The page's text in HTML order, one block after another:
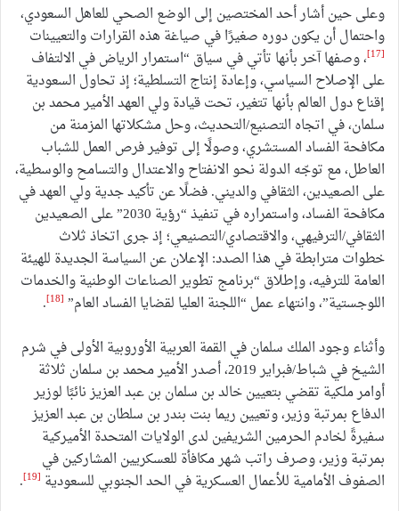
وعلى حين أشار أحد المختصين إلى الوضع الصحي للعاهل السعودي،
واحتمال أن يكون دوره صغيرًا في صياغة هذه القرارات والتعيينات
[17]
، وصفها آخر بأنها تأتي في سياق “استمرار الرياض في الالتفاف
على الإصلاح السياسي، وإعادة إنتاج التسلطية؛ إذ تحاول السعودية
إقناع دول العالم بأنها تتغير، تحت قيادة ولي العهد الأمير محمد بن
سلمان، في اتجاه التصنيع/التحديث، وحل مشكلاتها المزمنة من
مكافحة الفساد المستشري، وصولًا إلى توفير فرص العمل للشباب
العاطل، مع توجّه الدولة نحو الانفتاح والاعتدال والتسامح والوسطية،
على الصعيدين، الثقافي والديني. فضلًا عن تأكيد جدية ولي العهد في
مكافحة الفساد، واستمراره في تنفيذ “رؤية 2030” على الصعيدين
الثقافي/الترفيهي، والاقتصادي/التصنيعي؛ إذ جرى اتخاذ ثلاث
خطوات مترابطة في هذا الصدد: الإعلان عن السياسة الجديدة للهيئة
العامة للترفيه، وإطلاق “برنامج تطوير الصناعات الوطنية والخدمات
اللوجستية”، وانتهاء عمل “اللجنة العليا لقضايا الفساد العام” [18]
.
وأثناء وجود الملك سلمان في القمة العربية الأوروبية الأولى في شرم
الشيخ في شباط/فبراير 2019، أصدر الأمير محمد بن سلمان ثلاثة
أوامر ملكية تقضي بتعيين خالد بن سلمان بن عبد العزيز نائبًا لوزير
الدفاع بمرتبة وزير، وتعيين ريما بنت بندر بن سلطان بن عبد العزيز
سفيرةً لخادم الحرمين الشريفين لدى الولايات المتحدة الأميركية
بمرتبة وزير، وصرف راتب شهر مكافأة للعسكريين المشاركين في
الصفوف الأمامية للأعمال العسكرية في الحد الجنوبي للسعودية [19]
.